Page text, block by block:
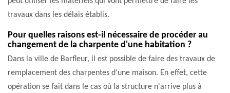
travaux dans les délais établis.
Pour quelles raisons est-il nécessaire de procéder au
changement de la charpente d'une habitation ?
Dans la ville de Barfleur, il est possible de faire des travaux de
remplacement des charpentes d'une maison. En effet, cette
opération se fait dans le cas où la structure n'arrive plus à